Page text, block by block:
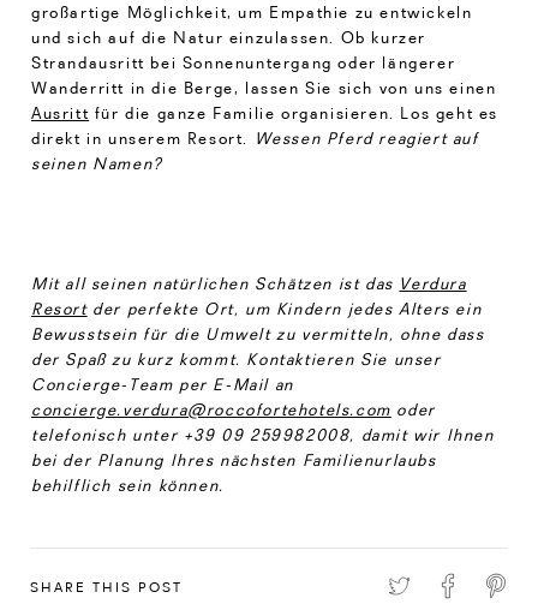
großartige Möglichkeit, um Empathie zu entwickeln
und sich auf die Natur einzulassen. Ob kurzer
Strandausritt bei Sonnenuntergang oder längerer
Wanderritt in die Berge, lassen Sie sich von uns einen
Ausritt für die ganze Familie organisieren. Los geht es
direkt in unserem Resort.
Wessen Pferd reagiert auf
seinen Namen?
Mit all seinen natürlichen Schätzen ist das Verdura
Resortder perfekte Ort, um Kindern jedes Alters ein
Bewusstsein für die Umwelt zu vermitteln, ohne dass
der Spaß zu kurz kommt. Kontaktieren Sie unser
Concierge-Team per E-Mail an
concierge.verdura@roccofortehotels.com oder
telefonisch unter +39 09 259982008, damit wir Ihnen
bei der Planung Ihres nächsten Familienurlaubs
behilflich sein können.
SHARE THIS POST